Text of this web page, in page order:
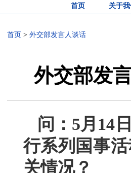
首页 关于我
首页 > 外交部发言人谈话
外交部发
问：5月14
行系列国事
关情况？